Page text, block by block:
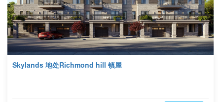
Skylands 地处Richmond hill 镇屋